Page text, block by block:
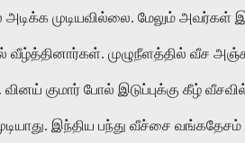
அடிக்க முடியவில்லை. மேலும்
வீழ்த்தினார்கள். முழுநீளத்தில் வீச
வினய் குமார் போல் இடுப்புக்கு கீழ்
இந்திய பந்து வீச்சை